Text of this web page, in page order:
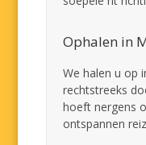
Ophalen in
We halen u op
rechtstreeks
hoeft nergens
ontspannen